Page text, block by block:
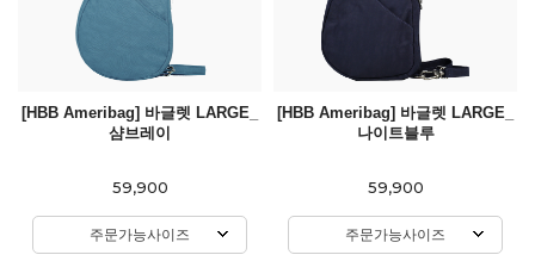
[HBB Ameribag] 바글렛 LARGE_
샴브레이
59,900
주문가능사이즈
[HBB Ameribag] 바글렛 LARGE_
나이트블루
59,900
주문가능사이즈